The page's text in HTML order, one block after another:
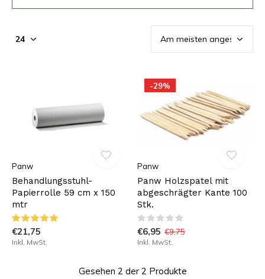
Panw
Behandlungsstuhl-
Papierrolle 59 cm x 150
mtr
€21,75
Inkl. MwSt.
-29%
Panw
Panw Holzspatel mit
abgeschrägter Kante 100
Stk.
€6,95 €9,75
Inkl. MwSt.
Gesehen 2 der 2 Produkte